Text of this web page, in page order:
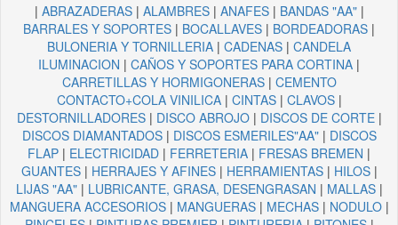
| ABRAZADERAS| ALAMBRES| ANAFES| BANDAS "AA"|
BARRALES Y SOPORTES | BOCALLAVES | BORDEADORAS |
BULONERIA Y TORNILLERIA | CADENAS | CANDELA
ILUMINACION | CAÑOS Y SOPORTES PARA CORTINA |
CARRETILLAS Y HORMIGONERAS| CEMENTO
CONTACTO+COLA VINILICA| CINTAS| CLAVOS|
DESTORNILLADORES| DISCO ABROJO| DISCOS DE CORTE|
DISCOS DIAMANTADOS| DISCOS ESMERILES"AA"| DISCOS
FLAP | ELECTRICIDAD | FERRETERIA | FRESAS BREMEN |
GUANTES| HERRAJES Y AFINES| HERRAMIENTAS| HILOS|
LIJAS "AA"| LUBRICANTE, GRASA, DESENGRASAN | MALLAS|
MANGUERA ACCESORIOS| MANGUERAS| MECHAS| NODULO|